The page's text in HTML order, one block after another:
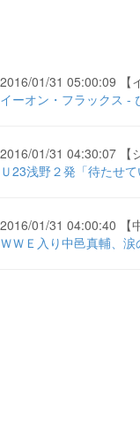
2016/01/31 05:00:09 【
イーオン・フラックス -
2016/01/31 04:30:07 【
Ｕ23浅野２発「待たせ
2016/01/31 04:00:40 【
ＷＷＥ入り中邑真輔、